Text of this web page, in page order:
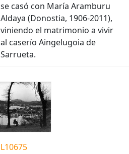
se casó con María Aramburu
Aldaya (Donostia, 1906-2011),
viniendo el matrimonio a vivir
al caserío Aingelugoia de
Sarrueta.
L10675